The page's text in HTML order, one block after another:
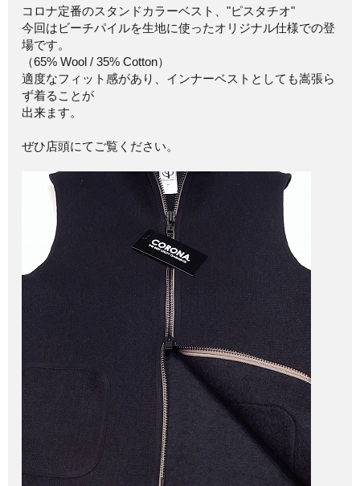
コロナ定番のスタンドカラーベスト、"ピスタチオ"
今回はビーチパイルを生地に使ったオリジナル仕様での登
場です。
（65% Wool / 35% Cotton）
適度なフィット感があり、インナーベストとしても嵩張ら
ず着ることが
出来ます。
ぜひ店頭にてご覧ください。